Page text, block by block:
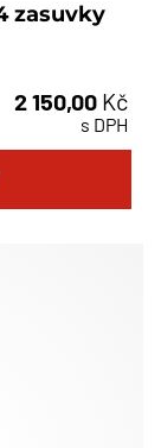
zasuvky
2 150,00 Kč
s DPH